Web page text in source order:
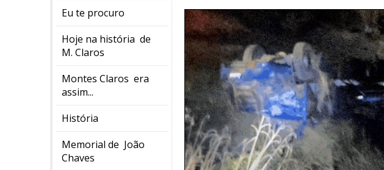
Eu te procuro
Hoje na história de
M. Claros
Montes Claros era
assim...
História
Memorial de João
Chaves